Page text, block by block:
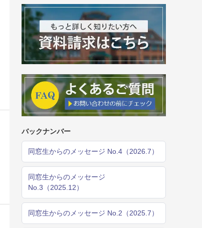
バックナンバー
同窓生からのメッセージ No.4（2026.7）
同窓生からのメッセージ
No.3（2025.12）
同窓生からのメッセージ No.2（2025.7）